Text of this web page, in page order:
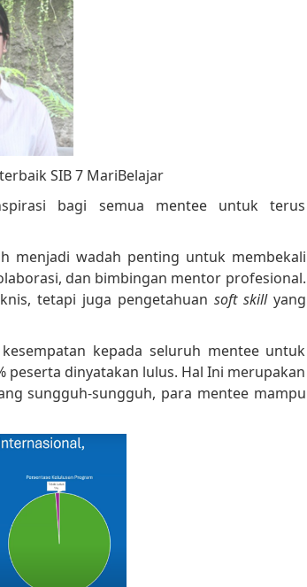
SIB 7 MariBelajar
bagi semua mentee untuk terus
menjadi wadah penting untuk membekali
dan bimbingan mentor profesional.
tetapi juga pengetahuan soft skillyang
kepada seluruh mentee untuk
dinyatakan lulus. Hal Ini merupakan
sungguh-sungguh, para mentee mampu